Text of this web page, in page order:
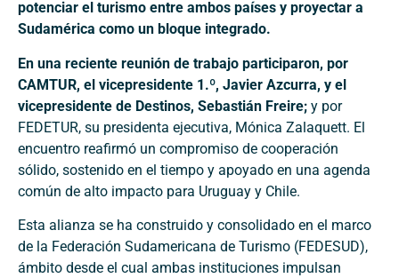
potenciar el turismo entre ambos países y proyectar a
Sudamérica como un bloque integrado.
En una reciente reunión de trabajo participaron, por
CAMTUR, el vicepresidente 1.º, Javier Azcurra, y el
vicepresidente de Destinos, Sebastián Freire; y por
FEDETUR, su presidenta ejecutiva, Mónica Zalaquett. El
encuentro reafirmó un compromiso de cooperación
sólido, sostenido en el tiempo y apoyado en una agenda
común de alto impacto para Uruguay y Chile.
Esta alianza se ha construido y consolidado en el marco
de la Federación Sudamericana de Turismo (FEDESUD),
ámbito desde el cual ambas instituciones impulsan